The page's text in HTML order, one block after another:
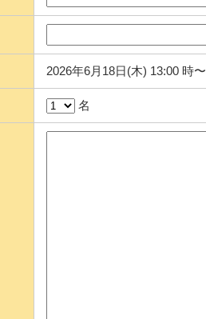
2026年6月18日(木) 13:00 時〜
名